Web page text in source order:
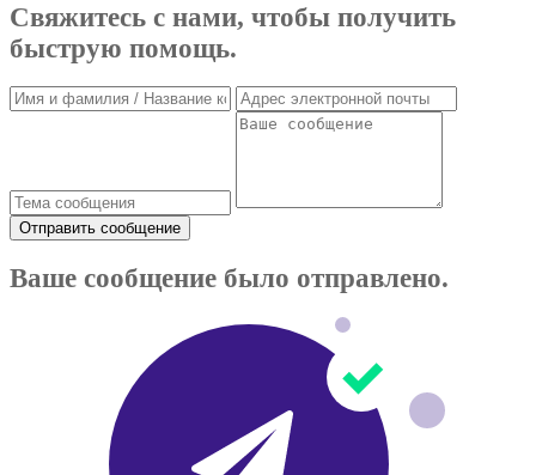
Свяжитесь с нами, чтобы получить
быструю помощь.
Отправить сообщение
Ваше сообщение было отправлено.